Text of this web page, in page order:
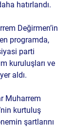
hatırlandı.
Değirmen’in
programda,
parti
kuruluşları ve
aldı.
Muharrem
kurtuluş
şartlarını